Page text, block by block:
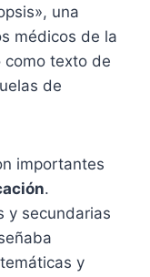
una
médicos de la
como texto de
de
importantes
.
y secundarias
y